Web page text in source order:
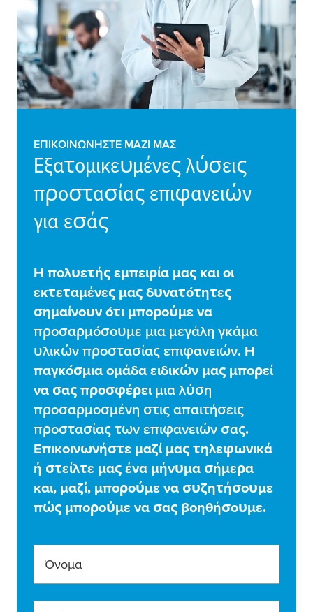
ΕΠΙΚΟΙΝΩΝΉΣΤΕ ΜΑΖΊ ΜΑΣ
Εξατομικευμένες λύσεις
προστασίας επιφανειών
για εσάς
Η πολυετής εμπειρία μας και οι
εκτεταμένες μας δυνατότητες
σημαίνουν ότι μπορούμε να
προσαρμόσουμε μια μεγάλη γκάμα
υλικών προστασίας επιφανειών. Η
παγκόσμια ομάδα ειδικών μας μπορεί
να σας προσφέρει μια λύση
προσαρμοσμένη στις απαιτήσεις
προστασίας των επιφανειών σας.
Επικοινωνήστε μαζί μας τηλεφωνικά
ή στείλτε μας ένα μήνυμα σήμερα
και, μαζί, μπορούμε να συζητήσουμε
πώς μπορούμε να σας βοηθήσουμε.
Όνομα